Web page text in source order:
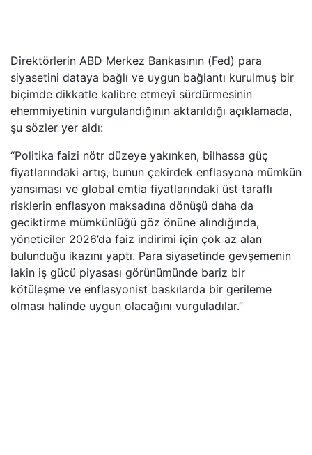
Direktörlerin ABD Merkez Bankasının (Fed) para
siyasetini dataya bağlı ve uygun bağlantı kurulmuş bir
biçimde dikkatle kalibre etmeyi sürdürmesinin
ehemmiyetinin vurgulandığının aktarıldığı açıklamada,
şu sözler yer aldı:
“Politika faizi nötr düzeye yakınken, bilhassa güç
fiyatlarındaki artış, bunun çekirdek enflasyona mümkün
yansıması ve global emtia fiyatlarındaki üst taraflı
risklerin enflasyon maksadına dönüşü daha da
geciktirme mümkünlüğü göz önüne alındığında,
yöneticiler 2026’da faiz indirimi için çok az alan
bulunduğu ikazını yaptı. Para siyasetinde gevşemenin
lakin iş gücü piyasası görünümünde bariz bir
kötüleşme ve enflasyonist baskılarda bir gerileme
olması halinde uygun olacağını vurguladılar.”